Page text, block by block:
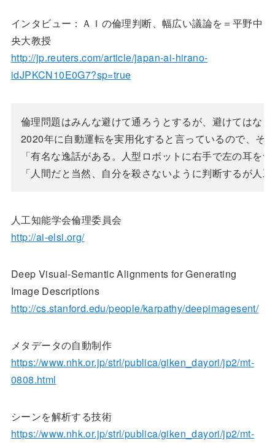
インタビュー：ＡＩの倫理判断、幅広い議論を＝平野中
央大教授
http://jp.reuters.com/article/japan-ai-hirano-
idJPKCN10E0G7?sp=true
倫理問題はみんな避けて通ろうとするが、避けてはな
2020年に自動運転を実用化すると言っているので、そ
「有名な逸話がある。人型ロボットに右手で左の耳を
人工知能学会倫理委員会
http://ai-elsi.org/
Deep Visual-Semantic Alignments for Generating
Image Descriptions
http://cs.stanford.edu/people/karpathy/deepimagesent/
メタデータの自動制作
https://www.nhk.or.jp/strl/publica/giken_dayori/jp2/mt-
0808.html
シーンを解析する技術
https://www.nhk.or.jp/strl/publica/giken_dayori/jp2/mt-